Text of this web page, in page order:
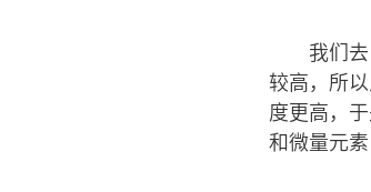
我们
较高，所
度更高，
和微量元